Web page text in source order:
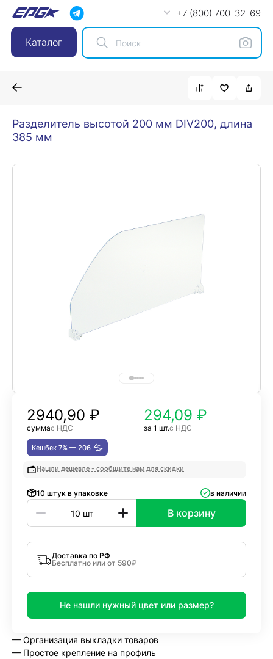
+7 (800) 700-32-69
Каталог
Разделитель высотой 200 мм DIV200, длина
385 мм
2940,90 ₽
суммас НДС
294,09 ₽
за 1 шт.с НДС
Кешбек 7% — 206
Нашли дешевле - сообщите нам для скидки
10 штук в упаковке в наличии
В корзину
Доставка по РФ
Бесплатно или от 590₽
Не нашли нужный цвет или размер?
— Организация выкладки товаров
— Простое крепление на профиль